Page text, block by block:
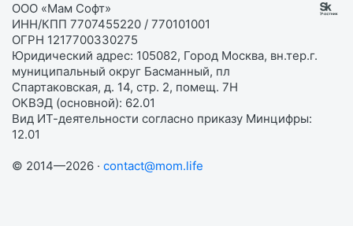
ООО «Мам Софт»
ИНН/КПП 7707455220 / 770101001
ОГРН 1217700330275
Юридический адрес: 105082, Город Москва, вн.тер.г.
муниципальный округ Басманный, пл
Спартаковская, д. 14, стр. 2, помещ. 7Н
ОКВЭД (основной): 62.01
Вид ИТ-деятельности согласно приказу Минцифры:
12.01
© 2014—2026 · contact@mom.life